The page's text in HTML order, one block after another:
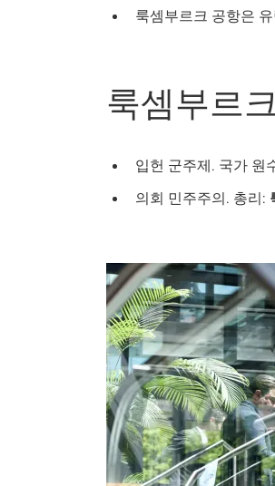
룩셈부르크 공항은
룩셈부르
입헌 군주제. 국가 원
의회 민주주의. 총리: